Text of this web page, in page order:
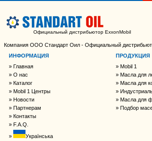
Официальный дистрибьютор ExxonMobil
Компания ООО Стандарт Оил - Официальный
ИНФОРМАЦИЯ
Главная
О нас
Каталог
Mobil 1 Центры
Новости
Партнерам
Контакты
F.A.Q.
Українська
ПРОДУКЦИЯ
Mobil 1
Масла для
Масла для
Масла для
Подбор